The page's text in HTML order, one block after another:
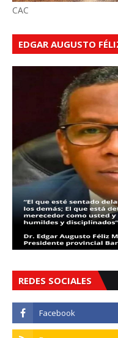
CAC
EDGAR AUGUSTO
REDES SOCIALES